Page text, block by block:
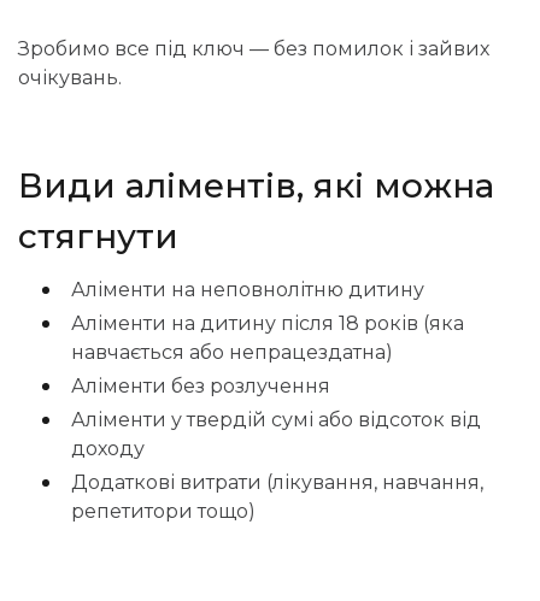
Зробимо все під ключ — без помилок і зайвих
очікувань.
Види аліментів, які можна
стягнути
Аліменти на неповнолітню дитину
Аліменти на дитину після 18 років (яка
навчається або непрацездатна)
Аліменти без розлучення
Аліменти у твердій сумі або відсоток від
доходу
Додаткові витрати (лікування, навчання,
репетитори тощо)